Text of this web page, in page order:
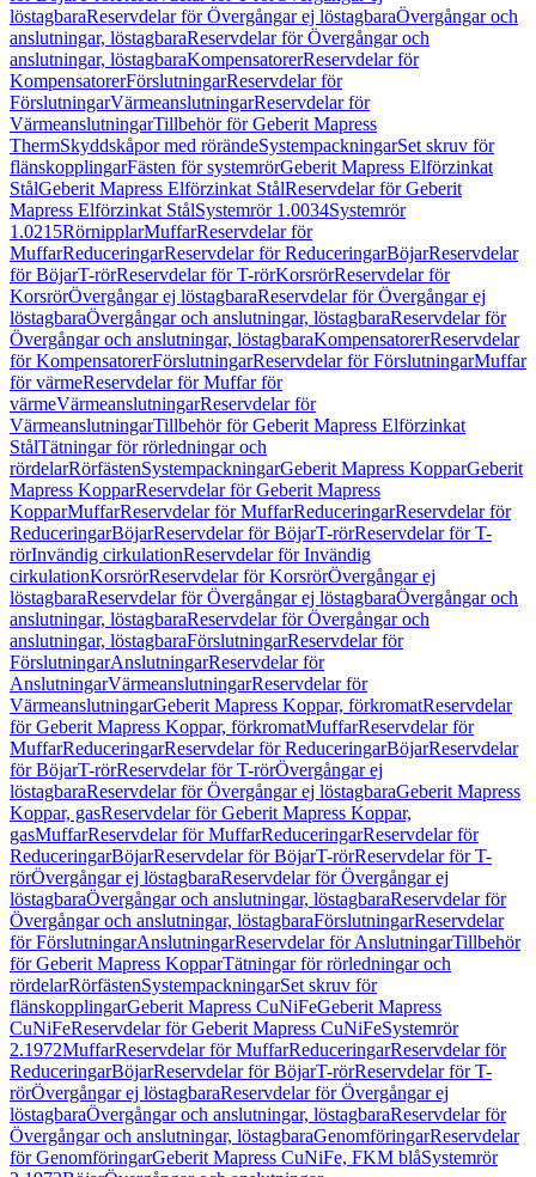
löstagbaraReservdelar för Övergångar ej löstagbaraÖvergångar och
anslutningar, löstagbaraReservdelar för Övergångar och
anslutningar, löstagbaraKompensatorerReservdelar för
KompensatorerFörslutningarReservdelar för
FörslutningarVärmeanslutningarReservdelar för
VärmeanslutningarTillbehör för Geberit Mapress
ThermSkyddskåpor med rörändeSystempackningarSet skruv för
flänskopplingarFästen för systemrörGeberit Mapress Elförzinkat
StålGeberit Mapress Elförzinkat StålReservdelar för Geberit
Mapress Elförzinkat StålSystemrör 1.0034Systemrör
1.0215RörnipplarMuffarReservdelar för
MuffarReduceringarReservdelar för ReduceringarBöjarReservdelar
för BöjarT-rörReservdelar för T-rörKorsrörReservdelar för
KorsrörÖvergångar ej löstagbaraReservdelar för Övergångar ej
löstagbaraÖvergångar och anslutningar, löstagbaraReservdelar för
Övergångar och anslutningar, löstagbaraKompensatorerReservdelar
för KompensatorerFörslutningarReservdelar för FörslutningarMuffar
för värmeReservdelar för Muffar för
värmeVärmeanslutningarReservdelar för
VärmeanslutningarTillbehör för Geberit Mapress Elförzinkat
StålTätningar för rörledningar och
rördelarRörfästenSystempackningarGeberit Mapress KopparGeberit
Mapress KopparReservdelar för Geberit Mapress
KopparMuffarReservdelar för MuffarReduceringarReservdelar för
ReduceringarBöjarReservdelar för BöjarT-rörReservdelar för T-
rörInvändig cirkulationReservdelar för Invändig
cirkulationKorsrörReservdelar för KorsrörÖvergångar ej
löstagbaraReservdelar för Övergångar ej löstagbaraÖvergångar och
anslutningar, löstagbaraReservdelar för Övergångar och
anslutningar, löstagbaraFörslutningarReservdelar för
FörslutningarAnslutningarReservdelar för
AnslutningarVärmeanslutningarReservdelar för
VärmeanslutningarGeberit Mapress Koppar, förkromatReservdelar
för Geberit Mapress Koppar, förkromatMuffarReservdelar för
MuffarReduceringarReservdelar för ReduceringarBöjarReservdelar
för BöjarT-rörReservdelar för T-rörÖvergångar ej
löstagbaraReservdelar för Övergångar ej löstagbaraGeberit Mapress
Koppar, gasReservdelar för Geberit Mapress Koppar,
gasMuffarReservdelar för MuffarReduceringarReservdelar för
ReduceringarBöjarReservdelar för BöjarT-rörReservdelar för T-
rörÖvergångar ej löstagbaraReservdelar för Övergångar ej
löstagbaraÖvergångar och anslutningar, löstagbaraReservdelar för
Övergångar och anslutningar, löstagbaraFörslutningarReservdelar
för FörslutningarAnslutningarReservdelar för AnslutningarTillbehör
för Geberit Mapress KopparTätningar för rörledningar och
rördelarRörfästenSystempackningarSet skruv för
flänskopplingarGeberit Mapress CuNiFeGeberit Mapress
CuNiFeReservdelar för Geberit Mapress CuNiFeSystemrör
2.1972MuffarReservdelar för MuffarReduceringarReservdelar för
ReduceringarBöjarReservdelar för BöjarT-rörReservdelar för T-
rörÖvergångar ej löstagbaraReservdelar för Övergångar ej
löstagbaraÖvergångar och anslutningar, löstagbaraReservdelar för
Övergångar och anslutningar, löstagbaraGenomföringarReservdelar
för GenomföringarGeberit Mapress CuNiFe, FKM blåSystemrör